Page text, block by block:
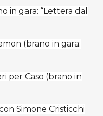
in gara: “Lettera dal
(brano in gara:
per Caso (brano in
Simone Cristicchi